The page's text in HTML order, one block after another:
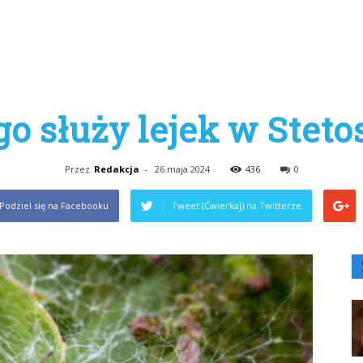
służy lejek w
Przez Redakcja - 26 maja 2024 436 0
się na Facebooku Tweet (Ćwierkaj) na Twitterze